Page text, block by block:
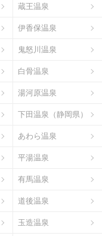
蔵王温泉
伊香保温泉
鬼怒川温泉
白骨温泉
湯河原温泉
下田温泉（静岡県）
あわら温泉
平湯温泉
有馬温泉
道後温泉
玉造温泉